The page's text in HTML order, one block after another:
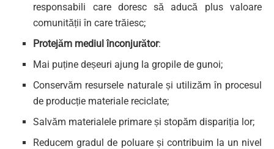
responsabili care doresc să aducă plus valoare
comunității în care trăiesc;
Protejăm mediul înconjurător:
Mai puține deșeuri ajung la gropile de gunoi;
Conservăm resursele naturale și utilizăm în procesul
de producție materiale reciclate;
Salvăm materialele primare și stopăm dispariția lor;
Reducem gradul de poluare și contribuim la un nivel